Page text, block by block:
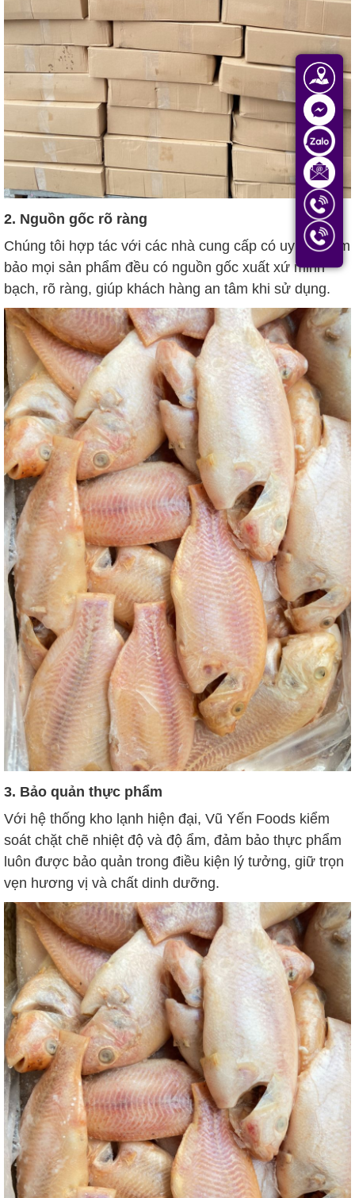
2. Nguồn gốc rõ ràng
Chúng tôi hợp tác với các nhà cung cấp có uy tín, đảm
bảo mọi sản phẩm đều có nguồn gốc xuất xứ minh
bạch, rõ ràng, giúp khách hàng an tâm khi sử dụng.
3. Bảo quản thực phẩm
Với hệ thống kho lạnh hiện đại, Vũ Yến Foods kiểm
soát chặt chẽ nhiệt độ và độ ẩm, đảm bảo thực phẩm
luôn được bảo quản trong điều kiện lý tưởng, giữ trọn
vẹn hương vị và chất dinh dưỡng.